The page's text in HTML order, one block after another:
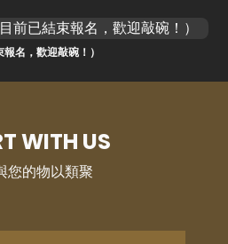
名，歡迎敲碗！）
WITH US
您的物以類聚